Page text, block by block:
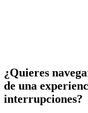
¿Quieres
de una
interrupciones?